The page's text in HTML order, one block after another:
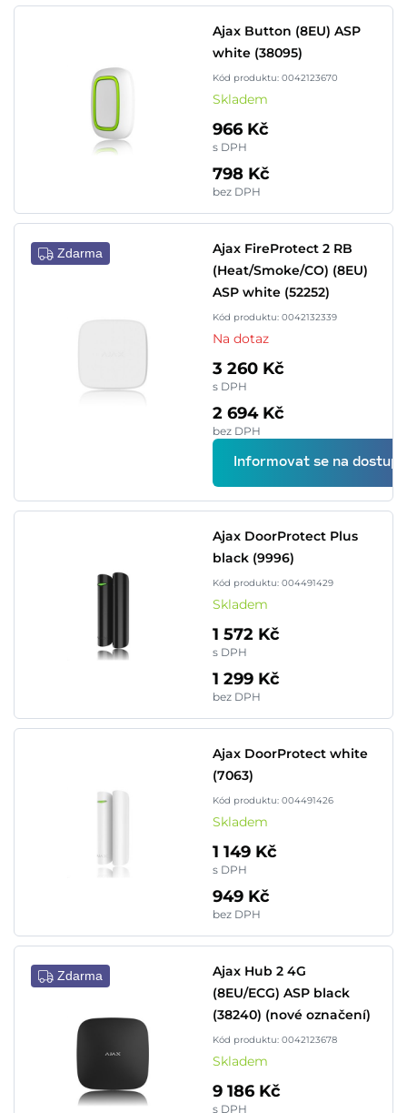
Ajax Button (8EU) ASP
white (38095)
Kód produktu: 0042123670
Skladem
966 Kč
s DPH
798 Kč
bez DPH
Zdarma
Ajax FireProtect 2 RB
(Heat/Smoke/CO) (8EU)
ASP white (52252)
Kód produktu: 0042132339
Na dotaz
3 260 Kč
s DPH
2 694 Kč
bez DPH
Informovat se na
Ajax DoorProtect Plus
black (9996)
Kód produktu: 004491429
Skladem
1 572 Kč
s DPH
1 299 Kč
bez DPH
Ajax DoorProtect white
(7063)
Kód produktu: 004491426
Skladem
1 149 Kč
s DPH
949 Kč
bez DPH
Zdarma
Ajax Hub 2 4G
(8EU/ECG) ASP black
(38240) (nové označení)
Kód produktu: 0042123678
Skladem
9 186 Kč
s DPH